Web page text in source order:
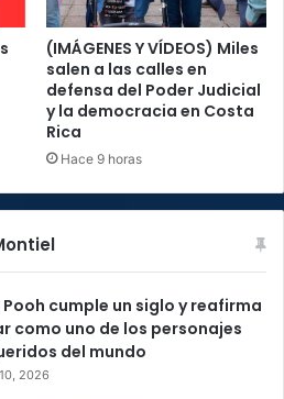
(IMÁGENES Y VÍDEOS) Miles
salen a las calles en
defensa del Poder Judicial
y la democracia en Costa
Rica
Hace 9 horas
Pooh cumple un siglo y reafirma
como uno de los personajes
del mundo
2026